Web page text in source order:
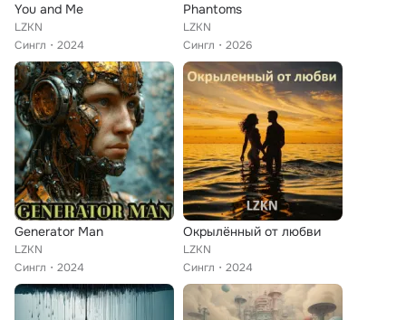
You and Me
LZKN
Сингл
2024
Phantoms
LZKN
Сингл
2026
Generator Man
LZKN
Сингл
2024
Окрылённый от любви
LZKN
Сингл
2024